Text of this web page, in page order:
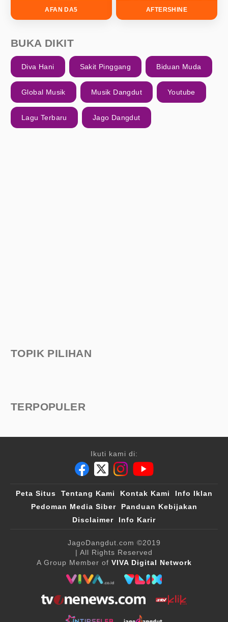
AFAN DA5 AFTERSHINE
BUKA DIKIT
Diva Hani Sakit Pinggang Biduan Muda
Global Musik Musik Dangdut Youtube
Lagu Terbaru Jago Dangdut
TOPIK PILIHAN
TERPOPULER
Ikuti kami di:
Peta Situs Tentang Kami Kontak Kami
Info Iklan
Pedoman Media Siber
Panduan Kebijakan
Disclaimer
Info Karir
JagoDangdut.com ©2019
| All Rights Reserved
A Group Member of VIVA Digital Network